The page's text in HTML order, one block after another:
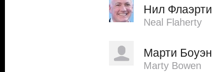
Нил Флаэрти
Neal Flaherty
Марти Боуэн
Marty Bowen